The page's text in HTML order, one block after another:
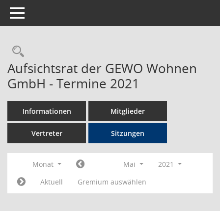
Toggle navigation
Rechercheauswahl
Aufsichtsrat der GEWO Wohnen
GmbH - Termine 2021
Informationen Mitglieder
Vertreter Sitzungen
Monat Mai
2021
Aktuell
Gremium auswählen